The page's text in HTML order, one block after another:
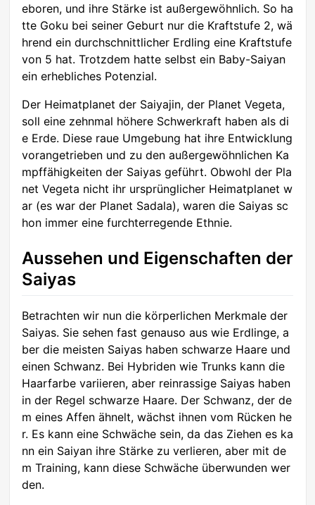
eboren, und ihre Stärke ist außergewöhnlich. So ha
tte Goku bei seiner Geburt nur die Kraftstufe 2, wä
hrend ein durchschnittlicher Erdling eine Kraftstufe
von 5 hat. Trotzdem hatte selbst ein Baby-Saiyan
ein erhebliches Potenzial.
Der Heimatplanet der Saiyajin, der Planet Vegeta,
soll eine zehnmal höhere Schwerkraft haben als di
e Erde. Diese raue Umgebung hat ihre Entwicklung
vorangetrieben und zu den außergewöhnlichen Ka
mpffähigkeiten der Saiyas geführt. Obwohl der Pla
net Vegeta nicht ihr ursprünglicher Heimatplanet w
ar (es war der Planet Sadala), waren die Saiyas sc
hon immer eine furchterregende Ethnie.
Aussehen und Eigenschaften der
Saiyas
Betrachten wir nun die körperlichen Merkmale der
Saiyas. Sie sehen fast genauso aus wie Erdlinge, a
ber die meisten Saiyas haben schwarze Haare und
einen Schwanz. Bei Hybriden wie Trunks kann die
Haarfarbe variieren, aber reinrassige Saiyas haben
in der Regel schwarze Haare. Der Schwanz, der de
m eines Affen ähnelt, wächst ihnen vom Rücken he
r. Es kann eine Schwäche sein, da das Ziehen es ka
nn ein Saiyan ihre Stärke zu verlieren, aber mit de
m Training, kann diese Schwäche überwunden wer
den.